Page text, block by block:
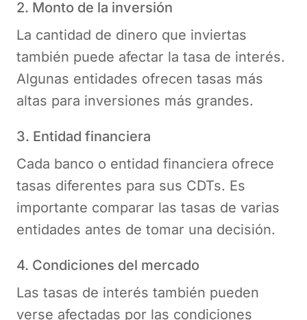
2. Monto de la inversión
La cantidad de dinero que inviertas
también puede afectar la tasa de interés.
Algunas entidades ofrecen tasas más
altas para inversiones más grandes.
3. Entidad financiera
Cada banco o entidad financiera ofrece
tasas diferentes para sus CDTs. Es
importante comparar las tasas de varias
entidades antes de tomar una decisión.
4. Condiciones del mercado
Las tasas de interés también pueden
verse afectadas por las condiciones